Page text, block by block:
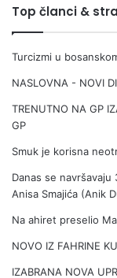
Top članci &
Turcizmi u
NASLOVNA - NOVI
TRENUTNO NA GP
GP
Smuk je korisna
Danas se
Anisa Smajića (Anik
Na ahiret preselio
NOVO IZ FAHRINE
IZABRANA NOVA